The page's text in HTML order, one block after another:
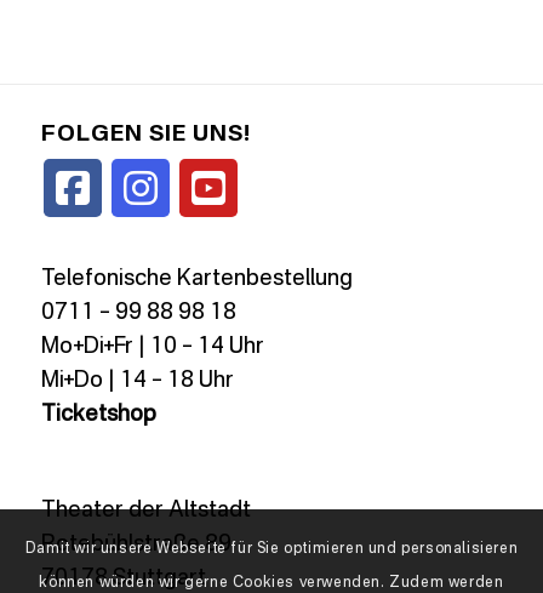
FOLGEN SIE UNS!
Telefonische Kartenbestellung
0711 – 99 88 98 18
Mo+Di+Fr | 10 – 14 Uhr
Mi+Do | 14 – 18 Uhr
Ticketshop
Theater der Altstadt
Rotebühlstraße 89
70178 Stuttgart
Damit wir unsere Webseite für Sie optimieren und personalisieren
können würden wir gerne Cookies verwenden. Zudem werden